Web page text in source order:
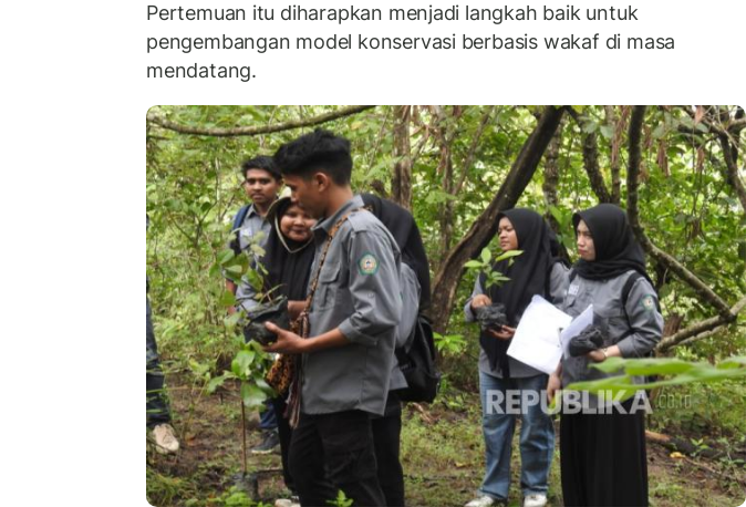
Pertemuan itu diharapkan menjadi langkah baik untuk
pengembangan model konservasi berbasis wakaf di masa
mendatang.